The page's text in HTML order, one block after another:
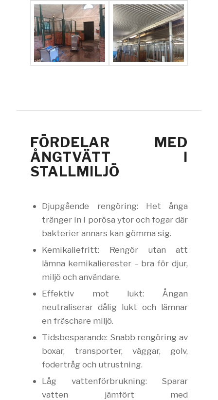
FÖRDELAR MED
ÅNGTVÄTT I
STALLMILJÖ
Djupgående rengöring: Het ånga
tränger in i porösa ytor och fogar där
bakterier annars kan gömma sig.
Kemikaliefritt: Rengör utan att
lämna kemikalierester – bra för djur,
miljö och användare.
Effektiv mot lukt: Ångan
neutraliserar dålig lukt och lämnar
en fräschare miljö.
Tidsbesparande: Snabb rengöring av
boxar, transporter, väggar, golv,
fodertråg och utrustning.
Låg vattenförbrukning: Sparar
vatten jämfört med